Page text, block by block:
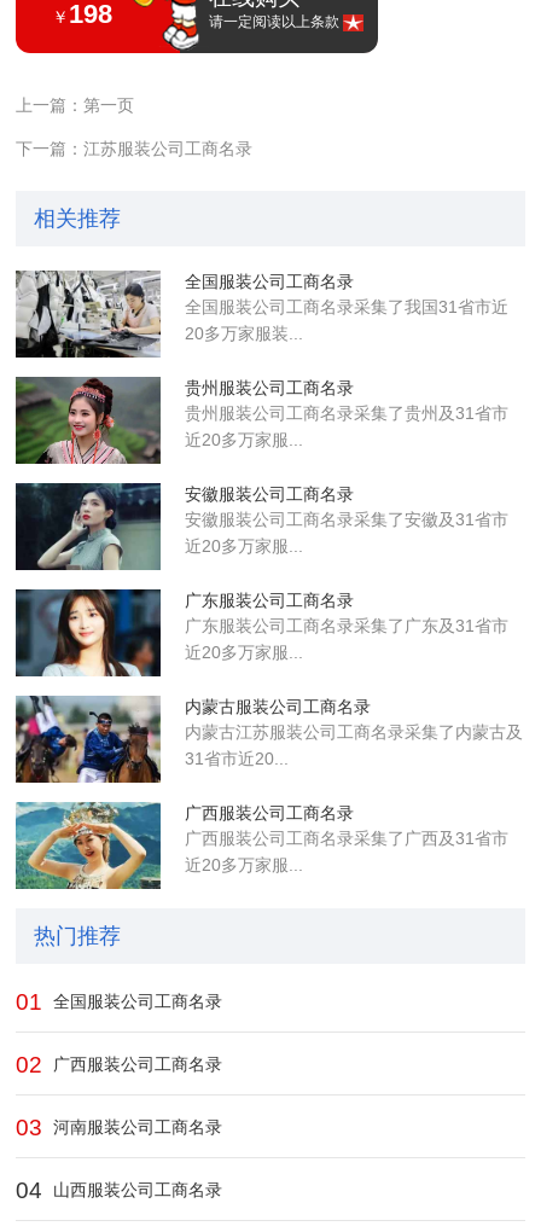
￥ 198 请一定阅读以上条款
上一篇：第一页
下一篇：江苏服装公司工商名录
相关推荐
全国服装公司工商名录
全国服装公司工商名录采集了我国31省市近
20多万家服装...
贵州服装公司工商名录
贵州服装公司工商名录采集了贵州及31省市
近20多万家服...
安徽服装公司工商名录
安徽服装公司工商名录采集了安徽及31省市
近20多万家服...
广东服装公司工商名录
广东服装公司工商名录采集了广东及31省市
近20多万家服...
内蒙古服装公司工商名录
内蒙古江苏服装公司工商名录采集了内蒙古及
31省市近20...
广西服装公司工商名录
广西服装公司工商名录采集了广西及31省市
近20多万家服...
热门推荐
01 全国服装公司工商名录
02 广西服装公司工商名录
03 河南服装公司工商名录
04 山西服装公司工商名录